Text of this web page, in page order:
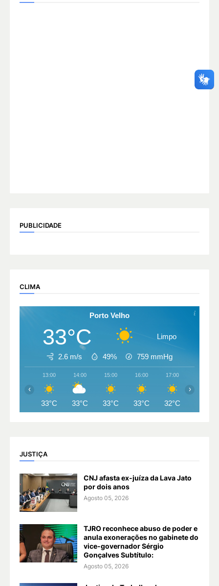
PUBLICIDADE
CLIMA
Porto Velho
33°C Limpo
2.6 m/s 49% 759 mmHg
13:00
33°C
14:00
33°C
15:00
33°C
16:00
33°C
17:00
32°C
‹ ›
JUSTIÇA
CNJ afasta ex-juíza da Lava Jato
por dois anos
Agosto 05, 2026
TJRO reconhece abuso de poder e
anula exonerações no gabinete do
vice-governador Sérgio
Gonçalves Subtítulo:
Agosto 05, 2026